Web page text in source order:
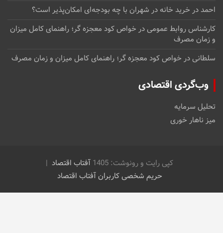
احمددرخرید خانه در شهران با چه بودجه‌ای امکان‌پذیر است؟
کارشناس روابط عمومیدرخواص کود معجزه گر؛ راهنمای کامل میزان
و زمان مصرف
سلطانیدرخواص کود معجزه گر؛ راهنمای کامل میزان و زمان مصرف
وب‌گردی اقتصادی
تحلیل سرمایه
میز ناهار خوری
کپی رایت و رونوشت: 1405
آفتاب اقتصاد
حریم شخصی کاربران آفتاب اقتصاد